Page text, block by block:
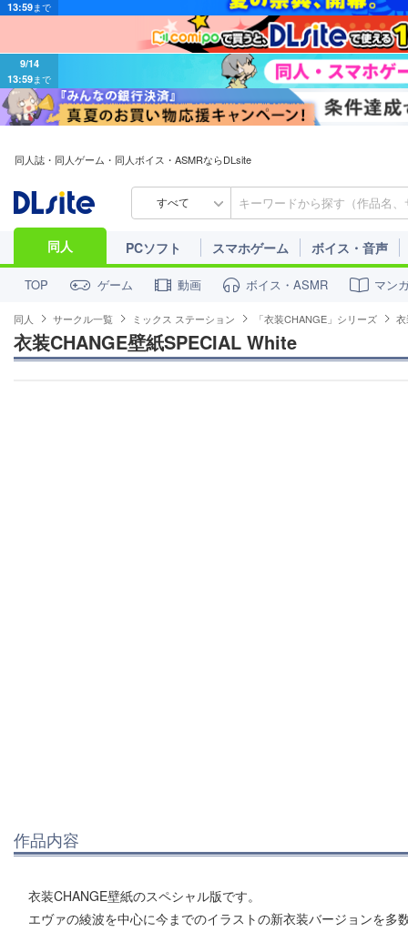
13:59まで
同人誌・同人ゲーム・同人ボイス・ASMRならDLsite
すべて
同人 PCソフト スマホゲーム ボイス・音声
TOP ゲーム 動画 ボイス・ASMR マン
同人 サークル一覧 ミックス ステーション 「衣装CHANGE」シリーズ
衣装CHANGE壁紙SPECIAL White
作品内容
衣装CHANGE壁紙のスペシャル版です。
エヴァの綾波を中心に今までのイラストの新衣装バージョンを多